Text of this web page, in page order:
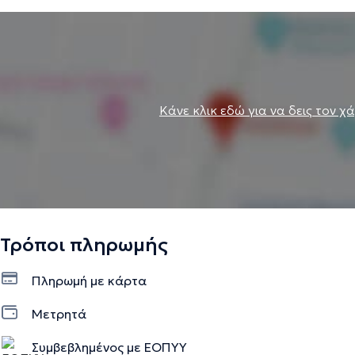
Κάνε κλικ εδώ για να δεις τον
Τρόποι πληρωμής
Πληρωμή με κάρτα
Μετρητά
Συμβεβλημένος με ΕΟΠΥΥ